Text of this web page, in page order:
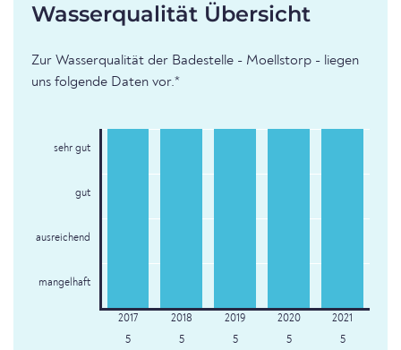
Wasserqualität Übersicht
Zur Wasserqualität der Badestelle - Moellstorp - liegen
uns folgende Daten vor.*
sehr gut
gut
ausreichend
mangelhaft
5 5 5 5 5